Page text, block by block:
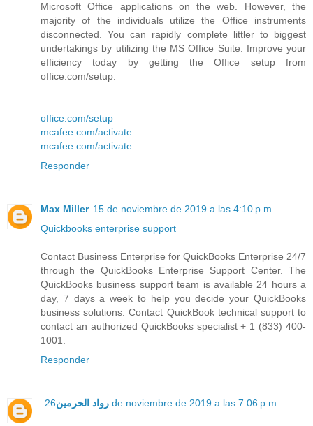
Microsoft Office applications on the web. However, the
majority of the individuals utilize the Office instruments
disconnected. You can rapidly complete littler to biggest
undertakings by utilizing the MS Office Suite. Improve your
efficiency today by getting the Office setup from
office.com/setup.
office.com/setup
mcafee.com/activate
mcafee.com/activate
Responder
Max Miller 15 de noviembre de 2019 a las 4:10 p.m.
Quickbooks enterprise support
Contact Business Enterprise for QuickBooks Enterprise 24/7
through the QuickBooks Enterprise Support Center. The
QuickBooks business support team is available 24 hours a
day, 7 days a week to help you decide your QuickBooks
business solutions. Contact QuickBook technical support to
contact an authorized QuickBooks specialist + 1 (833) 400-
1001.
Responder
رواد الحرمين 26 de noviembre de 2019 a las 7:06 p.m.